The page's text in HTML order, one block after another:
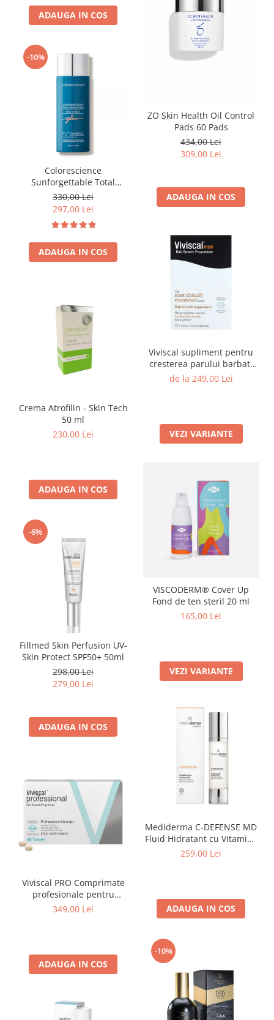
ADAUGA IN COS
ZO Skin Health Oil Control
Pads 60 Pads
434,00 Lei
309,00 Lei
ADAUGA IN COS
-10%
Colorescience
Sunforgettable Total
Protection Face Shield Glow
SPF 50 - 55 ml
330,00 Lei
297,00 Lei
ADAUGA IN COS
Viviscal supliment pentru
cresterea parului barbati
60/180 tablete
de la 249,00 Lei
VEZI VARIANTE
Crema Atrofilin - Skin Tech
50 ml
230,00 Lei
ADAUGA IN COS
VISCODERM® Cover Up
Fond de ten steril 20 ml
165,00 Lei
VEZI VARIANTE
-6%
Fillmed Skin Perfusion UV-
Skin Protect SPF50+ 50ml
298,00 Lei
279,00 Lei
ADAUGA IN COS
Mediderma C-DEFENSE MD
Fluid Hidratant cu Vitamina
C 50ml
259,00 Lei
ADAUGA IN COS
Viviscal PRO Comprimate
profesionale pentru
creșterea părului pentru
349,00 Lei
ADAUGA IN COS
-10%